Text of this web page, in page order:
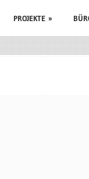
PROJEKTE »